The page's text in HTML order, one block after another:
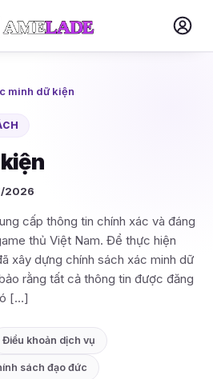
minh dữ kiện
2026
cấp thông tin chính xác và đáng
thủ Việt Nam. Để thực hiện
xây dựng chính sách xác minh dữ
rằng tất cả thông tin được đăng
[…]
Điều khoản dịch vụ
sách đạo đức